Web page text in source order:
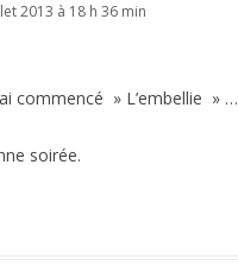
2013 à 18 h 36 min
commencé » L’embellie » …
soirée.